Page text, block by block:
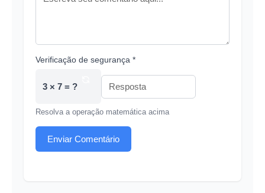
Verificação de segurança *
3 × 7 = ?
Resolva a operação matemática acima
Enviar Comentário